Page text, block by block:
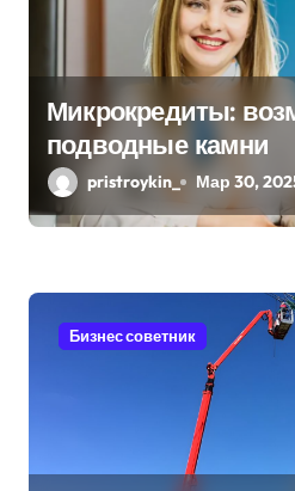
п
и
я
Микрокредиты:
подводные камни
pristroykin_ Мар 30,
Бизнес советник